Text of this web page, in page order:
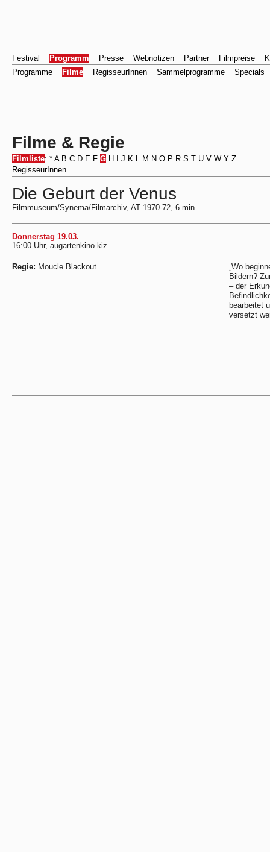
Festival Programm Presse Webnotizen Partner Filmpreise
Programme
Filme RegisseurInnen Sammelprogramme Specials
Filme & Regie
Filmliste: * A B C D E F G H J K L M N O P R S T U V W Y Z
RegisseurInnen
Die Geburt der Venus
Filmmuseum/Synema/Filmarchiv, AT 1970-72, 6 min.
Donnerstag 19.03.
16:00 Uhr, augartenkino kiz
Regie: Moucle Blackout
„Wo
Bildern?
– der
bearbeitet
versetzt